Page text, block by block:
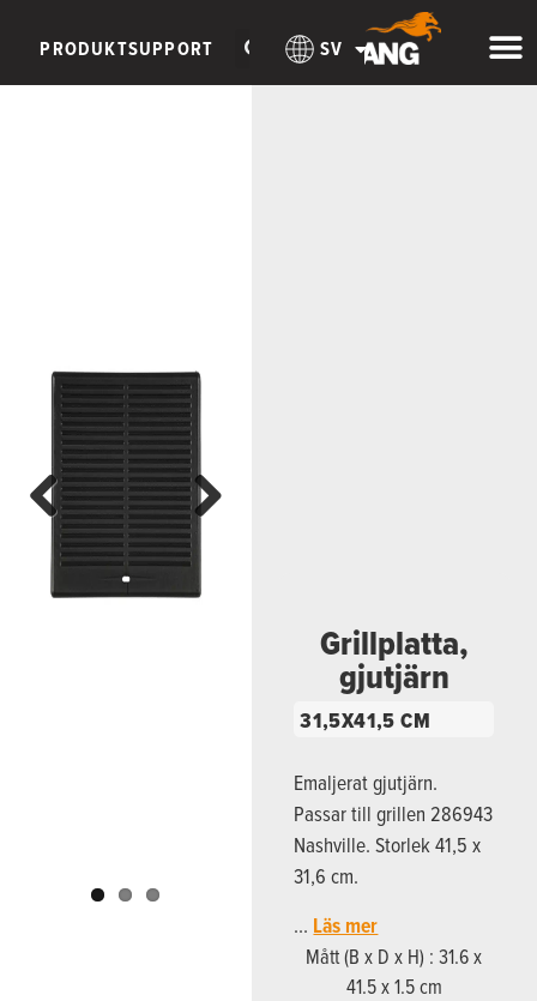
PRODUKTSUPPORT SV
Grillplatta,
gjutjärn
31,5X41,5 CM
Emaljerat gjutjärn.
Passar till grillen 286943
Nashville. Storlek 41,5 x
31,6 cm.
… Läs mer
Mått (B x D x H) : 31.6 x
41.5 x 1.5 cm
Previous Next